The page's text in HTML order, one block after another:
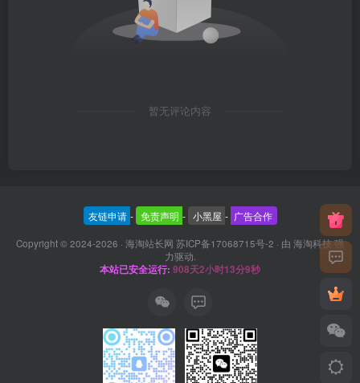
暂无评论内容
友链申请 - 免责声明 - 小黑屋 - 广告合作
Copyright © 2024-2026 · 海淘站长网 苏ICP备17068715号-2 · 由 海淘科技强
力驱动.
本站已安全运行: 908天2小时13分9秒